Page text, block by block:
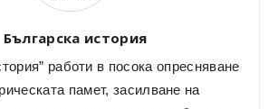
Българска история
работи в посока опресняване
памет, засилване на